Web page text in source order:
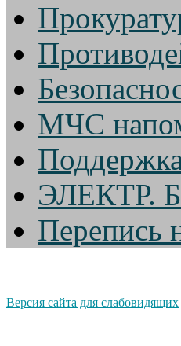
МЧС
ЭЛЕКТР.
Перепись
Версия сайта для слабовидящих